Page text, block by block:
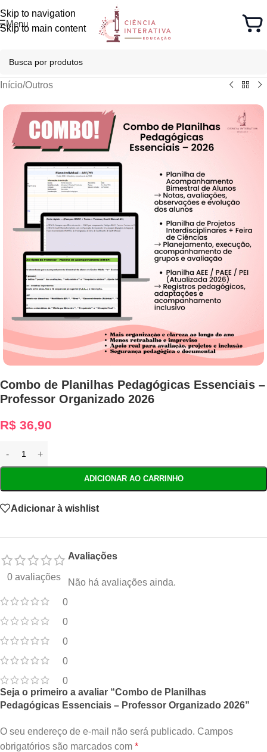
Skip to navigation
Skip to main content
Menu
Início/Outros
Combo de Planilhas Pedagógicas Essenciais –
Professor Organizado 2026
R$ 36,90
ADICIONAR AO CARRINHO
Adicionar à wishlist
0 avaliações
0
0
0
0
0
Avaliações
Não há avaliações ainda.
Seja o primeiro a avaliar “Combo de Planilhas
Pedagógicas Essenciais – Professor Organizado 2026”
O seu endereço de e-mail não será publicado. Campos
obrigatórios são marcados com *